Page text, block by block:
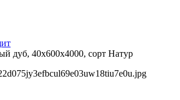
дуб, 40х600х4000, сорт Натур